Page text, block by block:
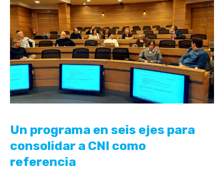
Un programa en seis ejes para
consolidar a CNI como
referencia